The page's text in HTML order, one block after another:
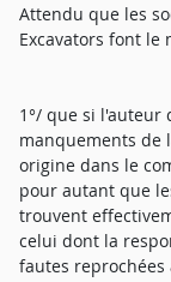
Attendu que les
Excavators font le
1°/ que si l'auteur
manquements de
origine dans le
pour autant que
trouvent
celui dont la
fautes